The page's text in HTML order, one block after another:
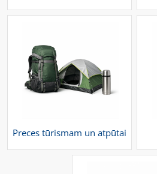
Preces tūrismam un atpūtai